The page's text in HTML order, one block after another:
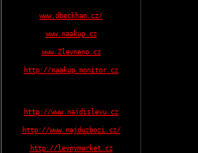
www.dbeckham.cz/
www.naakup.cz
www.Zlevneno.cz
http://naakup.monitor.cz
http://www.najdislevu.cz
http://www.najduzbozi.cz/
http://levnymarket.cz